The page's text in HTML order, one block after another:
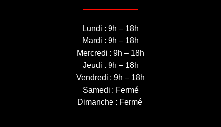
Lundi : 9h – 18h
Mardi : 9h – 18h
Mercredi : 9h – 18h
Jeudi : 9h – 18h
Vendredi : 9h – 18h
Samedi : Fermé
Dimanche : Fermé